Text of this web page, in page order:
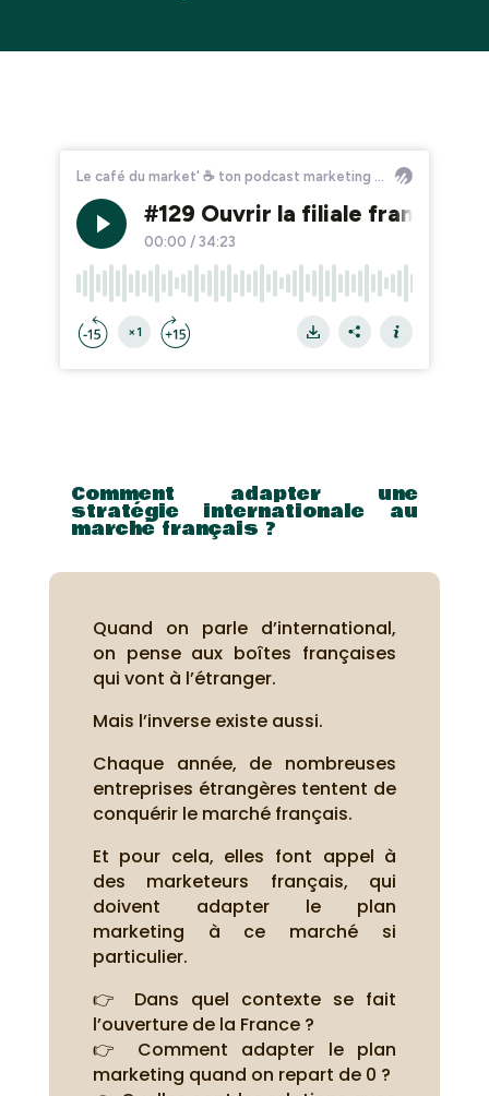
Comment adapter une
stratégie internationale au
marché français ?
Quand on parle d’international,
on pense aux boîtes françaises
qui vont à l’étranger.
Mais l’inverse existe aussi.
Chaque année, de nombreuses
entreprises étrangères tentent de
conquérir le marché français.
Et pour cela, elles font appel à
des marketeurs français, qui
doivent adapter le plan
marketing à ce marché si
particulier.
👉 Dans quel contexte se fait
l’ouverture de la France ?
👉 Comment adapter le plan
marketing quand on repart de 0 ?